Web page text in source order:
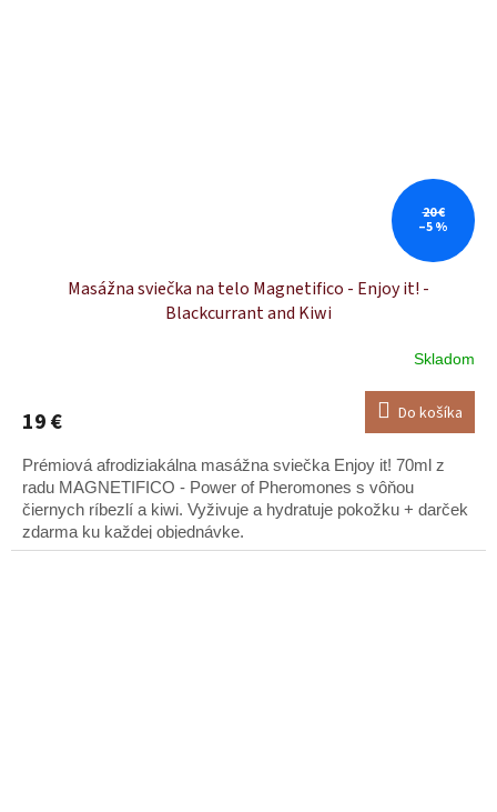
20 €
–5 %
Masážna sviečka na telo Magnetifico - Enjoy it! -
Blackcurrant and Kiwi
je
z
5
hviezdičiek.
Skladom
19 € Do košíka
Prémiová afrodiziakálna masážna sviečka Enjoy it! 70ml z
radu MAGNETIFICO - Power of Pheromones s vôňou
čiernych ríbezlí a kiwi. Vyživuje a hydratuje pokožku + darček
zdarma ku každej objednávke.